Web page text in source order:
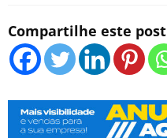
Compartilhe este post